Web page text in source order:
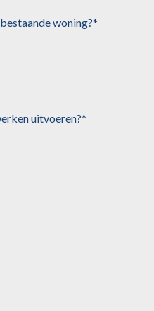
woning?*
uitvoeren?*